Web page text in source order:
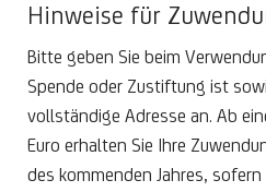
Hinweise für
Bitte geben Sie beim
Spende oder Zustiftung ist
vollständige Adresse an. Ab
Euro erhalten Sie Ihre
des kommenden Jahres,